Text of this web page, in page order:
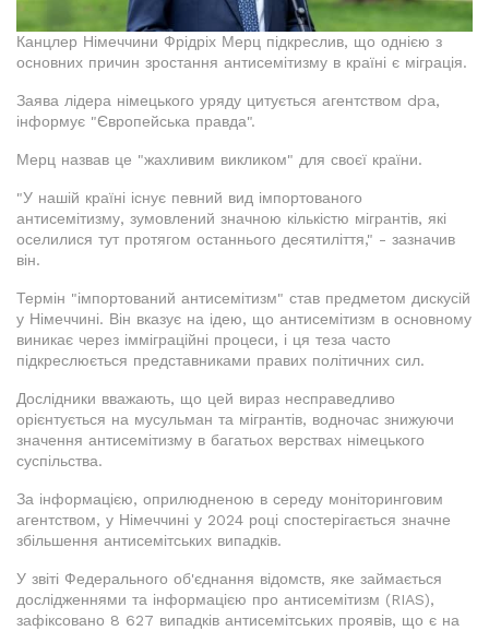
Канцлер Німеччини Фрідріх Мерц підкреслив, що однією з
основних причин зростання антисемітизму в країні є міграція.
Заява лідера німецького уряду цитується агентством dpa,
інформує "Європейська правда".
Мерц назвав це "жахливим викликом" для своєї країни.
"У нашій країні існує певний вид імпортованого
антисемітизму, зумовлений значною кількістю мігрантів, які
оселилися тут протягом останнього десятиліття," - зазначив
він.
Термін "імпортований антисемітизм" став предметом дискусій
у Німеччині. Він вказує на ідею, що антисемітизм в основному
виникає через імміграційні процеси, і ця теза часто
підкреслюється представниками правих політичних сил.
Дослідники вважають, що цей вираз несправедливо
орієнтується на мусульман та мігрантів, водночас знижуючи
значення антисемітизму в багатьох верствах німецького
суспільства.
За інформацією, оприлюдненою в середу моніторинговим
агентством, у Німеччині у 2024 році спостерігається значне
збільшення антисемітських випадків.
У звіті Федерального об'єднання відомств, яке займається
дослідженнями та інформацією про антисемітизм (RIAS),
зафіксовано 8 627 випадків антисемітських проявів, що є на